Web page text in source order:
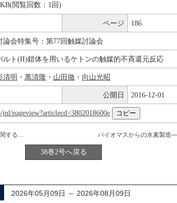
閲覧回数：1回)
ページ 186
論会特集号：第77回触媒討論会
ルト(II)錯体を用いるケトンの触媒的不斉還元反応
清明 ・ 萬清隆 ・ 山田徹 ・ 向山光昭
公開日 2016-12-01
pageview?articlecd=3802018600e
石炭灰を用いた総合排煙処理技術に関する検討
38巻2号へ戻る
2026年05月09日 ～ 2026年08月09日